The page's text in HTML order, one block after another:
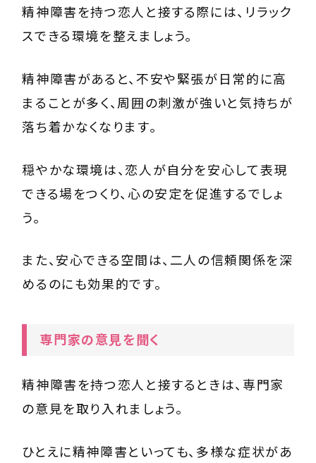
精神障害を持つ恋人と接する際には、リラック
スできる環境を整えましょう。
精神障害があると、不安や緊張が日常的に高
まることが多く、周囲の刺激が強いと気持ちが
落ち着かなくなります。
穏やかな環境は、恋人が自分を安心して表現
できる場をつくり、心の安定を促進するでしょ
う。
また、安心できる空間は、二人の信頼関係を深
めるのにも効果的です。
専門家の意見を聞く
精神障害を持つ恋人と接するときは、専門家
の意見を取り入れましょう。
ひとえに精神障害といっても、多様な症状があ